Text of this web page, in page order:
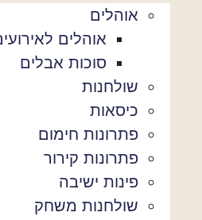
אוהלים
אוהלים לאירועים
סוכות אבלים
שולחנות
כיסאות
פתרונות חימום
פתרונות קירור
פינות ישיבה
שולחנות משחק